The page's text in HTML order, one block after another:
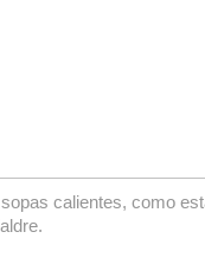
calientes, como